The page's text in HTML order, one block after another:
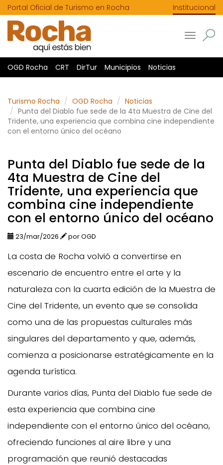
Portal Oficial de Turismo en Rocha Institucional
Toggle
OGD Rocha CRT DirTur Municipios Noticias
Turismo Rocha OGD Rocha
Noticias
Punta del Diablo fue sede de la 4ta Muestra de Cine del
Tridente, una experiencia que combina cine independiente
con el entorno único del océano
Punta del Diablo fue sede de la
4ta Muestra de Cine del
Tridente, una experiencia que
combina cine independiente
con el entorno único del océano
23/mar/2026 por OGD
La costa de Rocha volvió a convertirse en
escenario de encuentro entre el arte y la
naturaleza con la cuarta edición de la Muestra de
Cine del Tridente, un evento que se consolida
como una de las propuestas culturales más
singulares del departamento y que, además,
comienza a posicionarse estratégicamente en la
agenda turística.
Durante varios días, Punta del Diablo fue sede de
esta experiencia que combina cine
independiente con el entorno único del océano,
ofreciendo funciones al aire libre y una
programación que reunió destacadas